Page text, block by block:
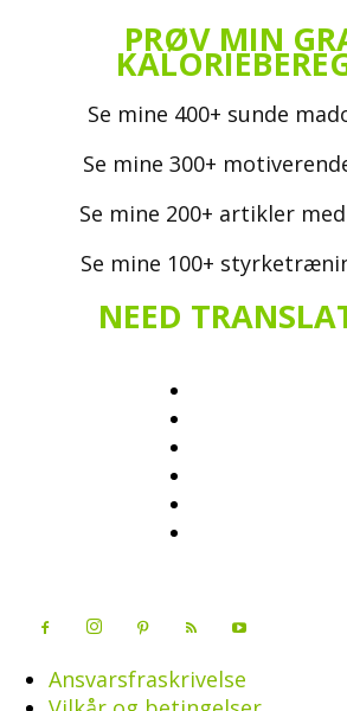
PRØV MIN
Se mine 400+ sunde
Se mine 300+
Se mine 200+ artikler
Se mine 100+
NEED
Ansvarsfraskrivelse